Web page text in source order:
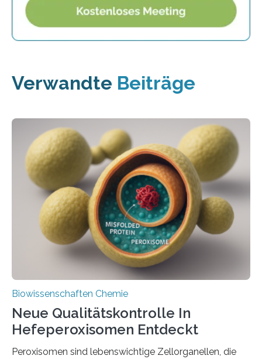
Verwandte Beiträge
Biowissenschaften Chemie
Neue Qualitätskontrolle In
Hefeperoxisomen Entdeckt
Peroxisomen sind lebenswichtige Zellorganellen, die